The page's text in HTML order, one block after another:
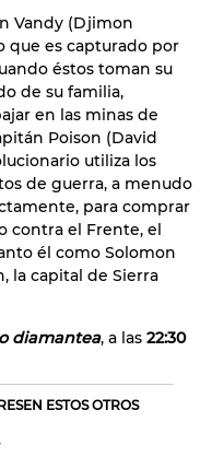
Vandy (Djimon
que es capturado por
éstos toman su
de su familia,
en las minas de
Poison (David
utiliza los
de guerra, a menudo
para comprar
contra el Frente, el
él como Solomon
la capital de Sierra
diamantea, a las 22:30
ESTOS OTROS